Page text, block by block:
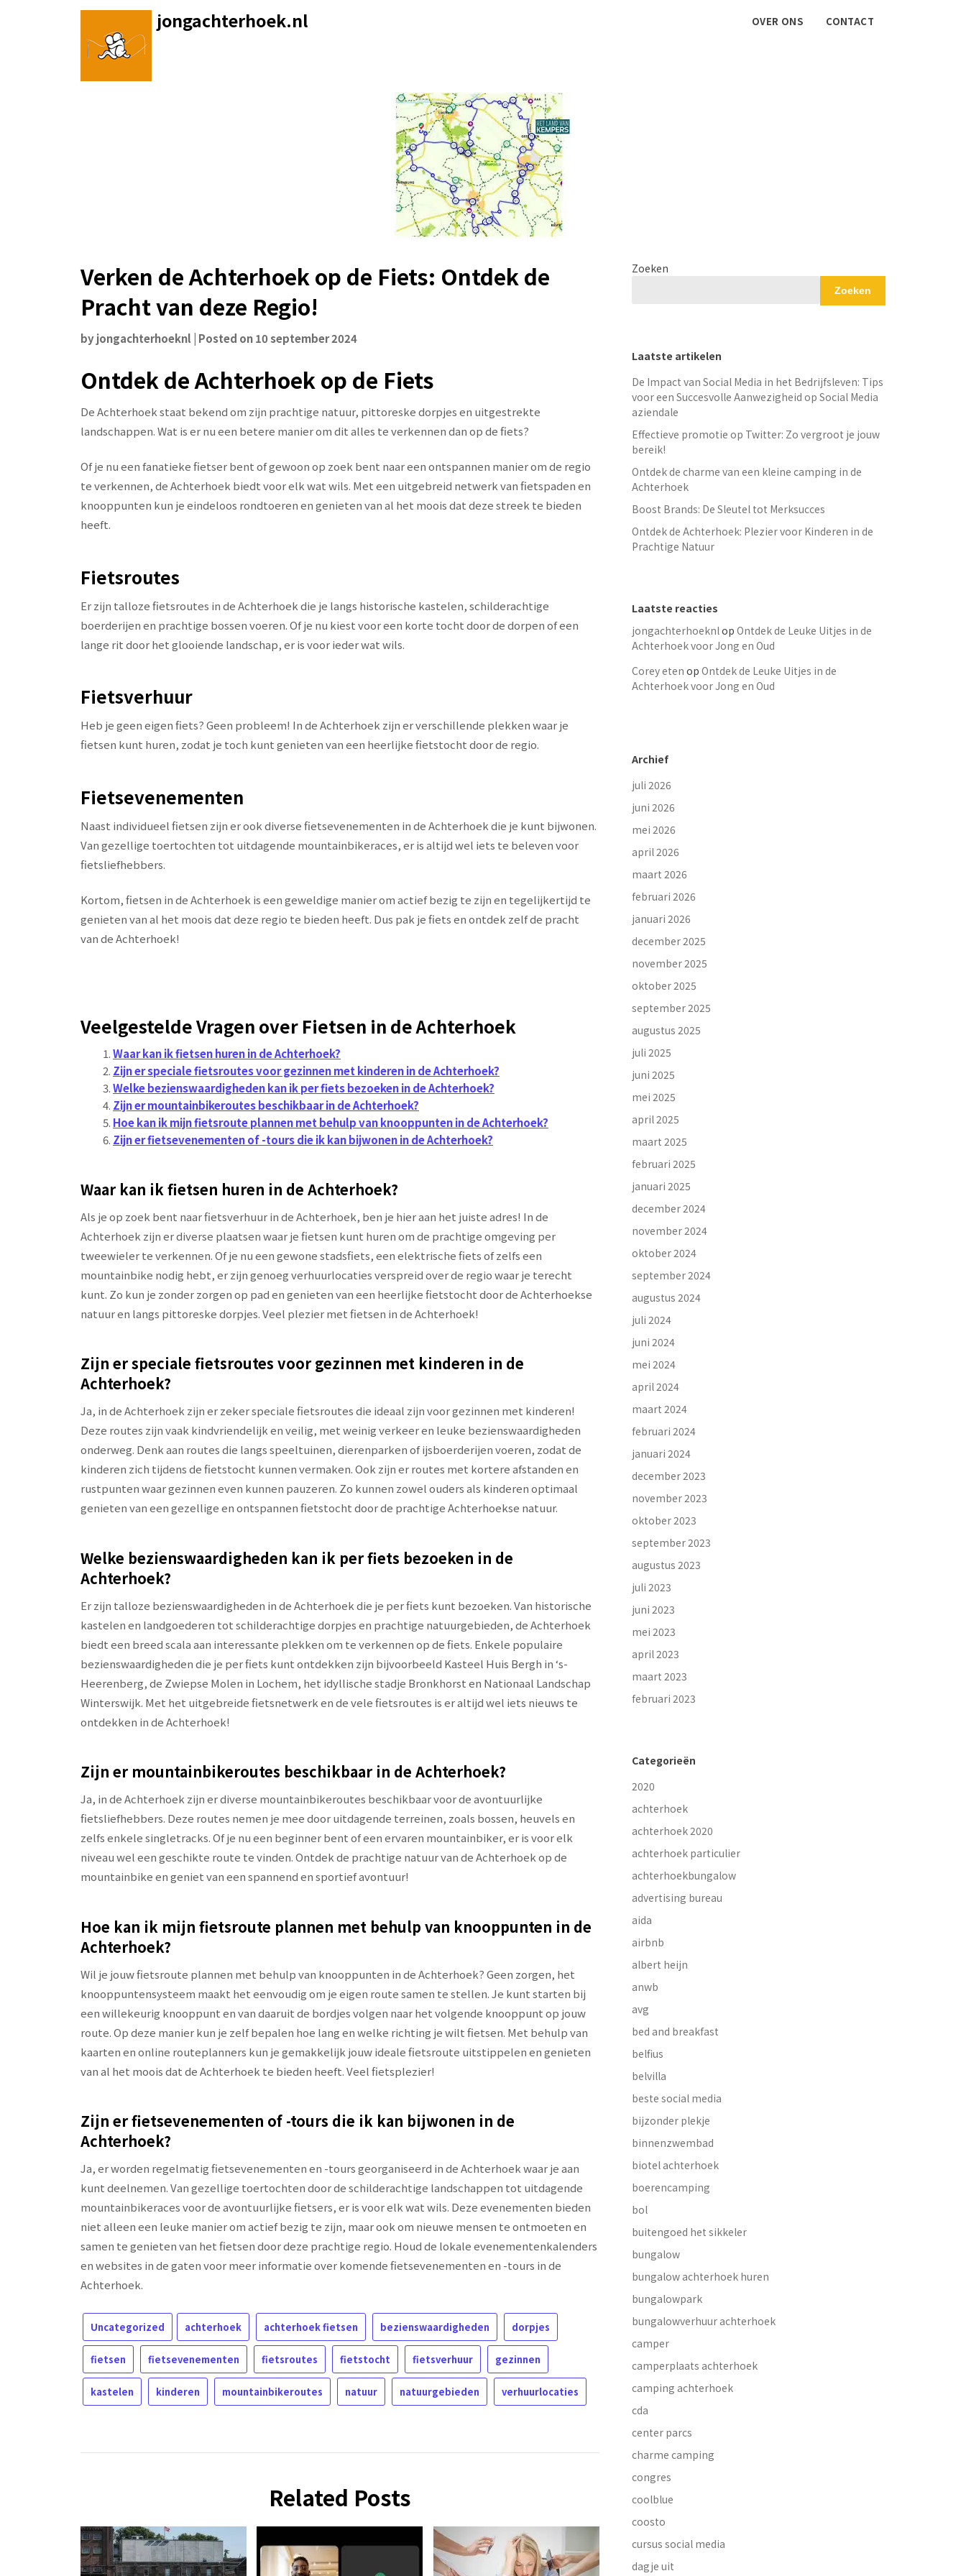
jongachterhoek.nl OVER ONS CONTACT
Verken de Achterhoek op de Fiets: Ontdek de
Pracht van deze Regio!
byjongachterhoeknl Posted on10 september 2024
Ontdek de Achterhoek op de Fiets
De Achterhoek staat bekend om zijn prachtige natuur, pittoreske dorpjes en uitgestrekte
landschappen. Wat is er nu een betere manier om dit alles te verkennen dan op de fiets?
Of je nu een fanatieke fietser bent of gewoon op zoek bent naar een ontspannen manier om de regio
te verkennen, de Achterhoek biedt voor elk wat wils. Met een uitgebreid netwerk van fietspaden en
knooppunten kun je eindeloos rondtoeren en genieten van al het moois dat deze streek te bieden
heeft.
Fietsroutes
Er zijn talloze fietsroutes in de Achterhoek die je langs historische kastelen, schilderachtige
boerderijen en prachtige bossen voeren. Of je nu kiest voor een korte tocht door de dorpen of een
lange rit door het glooiende landschap, er is voor ieder wat wils.
Fietsverhuur
Heb je geen eigen fiets? Geen probleem! In de Achterhoek zijn er verschillende plekken waar je
fietsen kunt huren, zodat je toch kunt genieten van een heerlijke fietstocht door de regio.
Fietsevenementen
Naast individueel fietsen zijn er ook diverse fietsevenementen in de Achterhoek die je kunt bijwonen.
Van gezellige toertochten tot uitdagende mountainbikeraces, er is altijd wel iets te beleven voor
fietsliefhebbers.
Kortom, fietsen in de Achterhoek is een geweldige manier om actief bezig te zijn en tegelijkertijd te
genieten van al het moois dat deze regio te bieden heeft. Dus pak je fiets en ontdek zelf de pracht
van de Achterhoek!
Veelgestelde Vragen over Fietsen in de Achterhoek
Waar kan ik fietsen huren in de Achterhoek?
Zijn er speciale fietsroutes voor gezinnen met kinderen in de Achterhoek?
Welke bezienswaardigheden kan ik per fiets bezoeken in de Achterhoek?
Zijn er mountainbikeroutes beschikbaar in de Achterhoek?
Hoe kan ik mijn fietsroute plannen met behulp van knooppunten in de Achterhoek?
Zijn er fietsevenementen of -tours die ik kan bijwonen in de Achterhoek?
Waar kan ik fietsen huren in de Achterhoek?
Als je op zoek bent naar fietsverhuur in de Achterhoek, ben je hier aan het juiste adres! In de
Achterhoek zijn er diverse plaatsen waar je fietsen kunt huren om de prachtige omgeving per
tweewieler te verkennen. Of je nu een gewone stadsfiets, een elektrische fiets of zelfs een
mountainbike nodig hebt, er zijn genoeg verhuurlocaties verspreid over de regio waar je terecht
kunt. Zo kun je zonder zorgen op pad en genieten van een heerlijke fietstocht door de Achterhoekse
natuur en langs pittoreske dorpjes. Veel plezier met fietsen in de Achterhoek!
Zijn er speciale fietsroutes voor gezinnen met kinderen in de
Achterhoek?
Ja, in de Achterhoek zijn er zeker speciale fietsroutes die ideaal zijn voor gezinnen met kinderen!
Deze routes zijn vaak kindvriendelijk en veilig, met weinig verkeer en leuke bezienswaardigheden
onderweg. Denk aan routes die langs speeltuinen, dierenparken of ijsboerderijen voeren, zodat de
kinderen zich tijdens de fietstocht kunnen vermaken. Ook zijn er routes met kortere afstanden en
rustpunten waar gezinnen even kunnen pauzeren. Zo kunnen zowel ouders als kinderen optimaal
genieten van een gezellige en ontspannen fietstocht door de prachtige Achterhoekse natuur.
Welke bezienswaardigheden kan ik per fiets bezoeken in de
Achterhoek?
Er zijn talloze bezienswaardigheden in de Achterhoek die je per fiets kunt bezoeken. Van historische
kastelen en landgoederen tot schilderachtige dorpjes en prachtige natuurgebieden, de Achterhoek
biedt een breed scala aan interessante plekken om te verkennen op de fiets. Enkele populaire
bezienswaardigheden die je per fiets kunt ontdekken zijn bijvoorbeeld Kasteel Huis Bergh in ‘s-
Heerenberg, de Zwiepse Molen in Lochem, het idyllische stadje Bronkhorst en Nationaal Landschap
Winterswijk. Met het uitgebreide fietsnetwerk en de vele fietsroutes is er altijd wel iets nieuws te
ontdekken in de Achterhoek!
Zijn er mountainbikeroutes beschikbaar in de Achterhoek?
Ja, in de Achterhoek zijn er diverse mountainbikeroutes beschikbaar voor de avontuurlijke
fietsliefhebbers. Deze routes nemen je mee door uitdagende terreinen, zoals bossen, heuvels en
zelfs enkele singletracks. Of je nu een beginner bent of een ervaren mountainbiker, er is voor elk
niveau wel een geschikte route te vinden. Ontdek de prachtige natuur van de Achterhoek op de
mountainbike en geniet van een spannend en sportief avontuur!
Hoe kan ik mijn fietsroute plannen met behulp van knooppunten in de
Achterhoek?
Wil je jouw fietsroute plannen met behulp van knooppunten in de Achterhoek? Geen zorgen, het
knooppuntensysteem maakt het eenvoudig om je eigen route samen te stellen. Je kunt starten bij
een willekeurig knooppunt en van daaruit de bordjes volgen naar het volgende knooppunt op jouw
route. Op deze manier kun je zelf bepalen hoe lang en welke richting je wilt fietsen. Met behulp van
kaarten en online routeplanners kun je gemakkelijk jouw ideale fietsroute uitstippelen en genieten
van al het moois dat de Achterhoek te bieden heeft. Veel fietsplezier!
Zijn er fietsevenementen of -tours die ik kan bijwonen in de
Achterhoek?
Ja, er worden regelmatig fietsevenementen en -tours georganiseerd in de Achterhoek waar je aan
kunt deelnemen. Van gezellige toertochten door de schilderachtige landschappen tot uitdagende
mountainbikeraces voor de avontuurlijke fietsers, er is voor elk wat wils. Deze evenementen bieden
niet alleen een leuke manier om actief bezig te zijn, maar ook om nieuwe mensen te ontmoeten en
samen te genieten van het fietsen door deze prachtige regio. Houd de lokale evenementenkalenders
en websites in de gaten voor meer informatie over komende fietsevenementen en -tours in de
Achterhoek.
Uncategorized achterhoek achterhoek fietsen bezienswaardigheden dorpjes
fietsen fietsevenementen fietsroutes fietstocht fietsverhuur gezinnen
kastelen kinderen mountainbikeroutes natuur natuurgebieden verhuurlocaties
Related Posts
Zoeken
Zoeken
Laatste artikelen
De Impact van Social Media in het Bedrijfsleven: Tips
voor een Succesvolle Aanwezigheid op Social Media
aziendale
Effectieve promotie op Twitter: Zo vergroot je jouw
bereik!
Ontdek de charme van een kleine camping in de
Achterhoek
Boost Brands: De Sleutel tot Merksucces
Ontdek de Achterhoek: Plezier voor Kinderen in de
Prachtige Natuur
Laatste reacties
jongachterhoeknlop Ontdek de Leuke Uitjes in de
Achterhoek voor Jong en Oud
Corey eten op Ontdek de Leuke Uitjes in de
Achterhoek voor Jong en Oud
Archief
juli 2026
juni 2026
mei 2026
april 2026
maart 2026
februari 2026
januari 2026
december 2025
november 2025
oktober 2025
september 2025
augustus 2025
juli 2025
juni 2025
mei 2025
april 2025
maart 2025
februari 2025
januari 2025
december 2024
november 2024
oktober 2024
september 2024
augustus 2024
juli 2024
juni 2024
mei 2024
april 2024
maart 2024
februari 2024
januari 2024
december 2023
november 2023
oktober 2023
september 2023
augustus 2023
juli 2023
juni 2023
mei 2023
april 2023
maart 2023
februari 2023
Categorieën
2020
achterhoek
achterhoek 2020
achterhoek particulier
achterhoekbungalow
advertising bureau
aida
airbnb
albert heijn
anwb
avg
bed and breakfast
belfius
belvilla
beste social media
bijzonder plekje
binnenzwembad
biotel achterhoek
boerencamping
bol
buitengoed het sikkeler
bungalow
bungalow achterhoek huren
bungalowpark
bungalowverhuur achterhoek
camper
camperplaats achterhoek
camping achterhoek
cda
center parcs
charme camping
congres
coolblue
coosto
cursus social media
dagje uit